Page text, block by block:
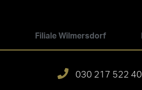
Filiale Wilmersdorf
030 217 522 40